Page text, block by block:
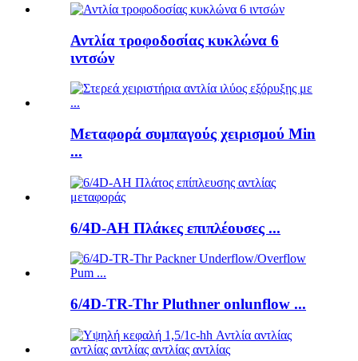
Αντλία τροφοδοσίας κυκλώνα 6
ιντσών
Μεταφορά συμπαγούς χειρισμού Min
...
6/4D-AH Πλάκες επιπλέουσες ...
6/4D-TR-Thr Pluthner onlunflow ...